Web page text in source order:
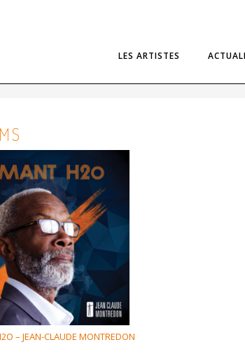
LES ARTISTES
– JEAN-CLAUDE MONTREDON